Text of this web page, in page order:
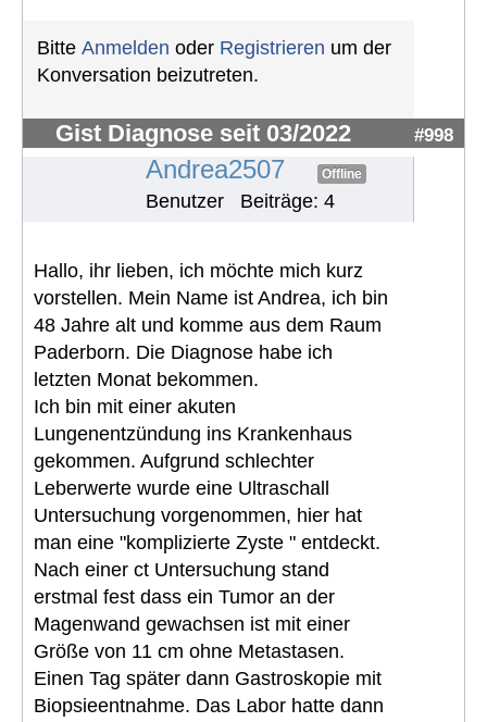
Bitte Anmelden oder Registrieren um der
Konversation beizutreten.
Gist Diagnose seit 03/2022 #998
Andrea2507 Offline
Benutzer Beiträge: 4
Hallo, ihr lieben, ich möchte mich kurz
vorstellen. Mein Name ist Andrea, ich bin
48 Jahre alt und komme aus dem Raum
Paderborn. Die Diagnose habe ich
letzten Monat bekommen.
Ich bin mit einer akuten
Lungenentzündung ins Krankenhaus
gekommen. Aufgrund schlechter
Leberwerte wurde eine Ultraschall
Untersuchung vorgenommen, hier hat
man eine "komplizierte Zyste " entdeckt.
Nach einer ct Untersuchung stand
erstmal fest dass ein Tumor an der
Magenwand gewachsen ist mit einer
Größe von 11 cm ohne Metastasen.
Einen Tag später dann Gastroskopie mit
Biopsieentnahme. Das Labor hatte dann